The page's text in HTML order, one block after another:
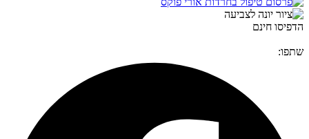
הדפיסו חינם
שתפו: